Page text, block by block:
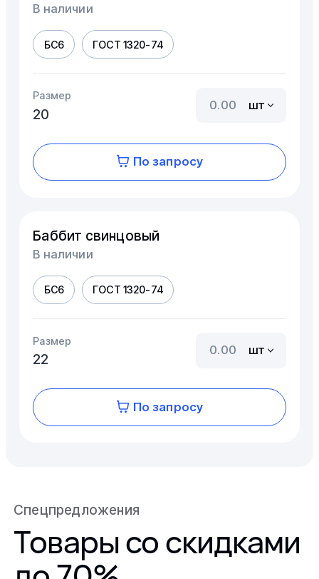
В наличии
БС6 ГОСТ 1320-74
Размер
20
шт
По запросу
Баббит свинцовый
В наличии
БС6 ГОСТ 1320-74
Размер
22
шт
По запросу
Спецпредложения
Товары со скидками